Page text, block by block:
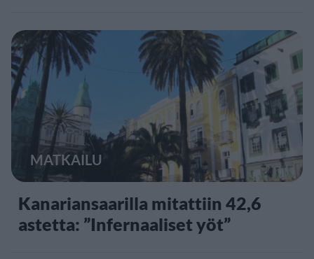
MATKAILU
Kanariansaarilla mitattiin 42,6
astetta: ”Infernaaliset yöt”